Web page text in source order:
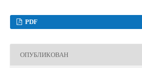
PDF
ОПУБЛИКОВАН